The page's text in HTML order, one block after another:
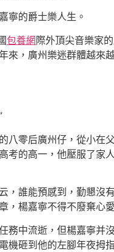
的爵士樂人生。
包養網際外頂尖音樂家
來，廣州樂迷群體越來
零后廣州仔，從小在父
考的高一，他壓服了家
，誰能預感到，勤懇沒
，楊嘉寧不得不廢棄心
中流逝，但楊嘉寧并沒
機砸到他的左腳年夜拇